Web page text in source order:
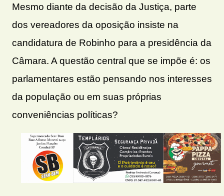
Mesmo diante da decisão da Justiça, parte
dos vereadores da oposição insiste na
candidatura de Robinho para a presidência da
Câmara. A questão central que se impõe é: os
parlamentares estão pensando nos interesses
da população ou em suas próprias
conveniências políticas?